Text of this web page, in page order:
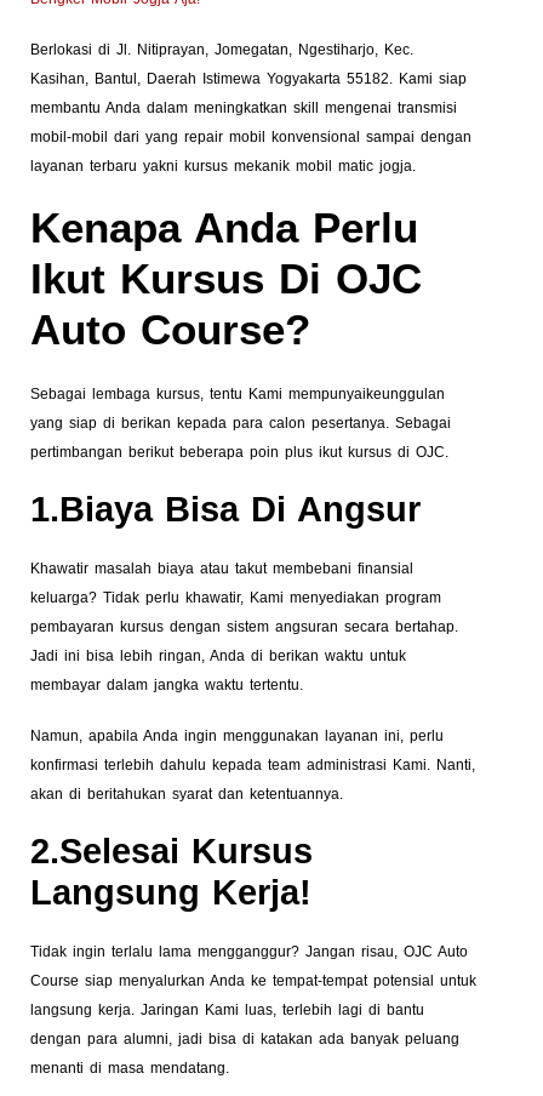
Berlokasi di Jl. Nitiprayan, Jomegatan, Ngestiharjo, Kec.
Kasihan, Bantul, Daerah Istimewa Yogyakarta 55182. Kami siap
membantu Anda dalam meningkatkan skill mengenai transmisi
mobil-mobil dari yang repair mobil konvensional sampai dengan
layanan terbaru yakni kursus mekanik mobil matic jogja.
Kenapa Anda Perlu
Ikut Kursus Di OJC
Auto Course?
Sebagai lembaga kursus, tentu Kami mempunyaikeunggulan
yang siap di berikan kepada para calon pesertanya. Sebagai
pertimbangan berikut beberapa poin plus ikut kursus di OJC.
1.Biaya Bisa Di Angsur
Khawatir masalah biaya atau takut membebani finansial
keluarga? Tidak perlu khawatir, Kami menyediakan program
pembayaran kursus dengan sistem angsuran secara bertahap.
Jadi ini bisa lebih ringan, Anda di berikan waktu untuk
membayar dalam jangka waktu tertentu.
Namun, apabila Anda ingin menggunakan layanan ini, perlu
konfirmasi terlebih dahulu kepada team administrasi Kami. Nanti,
akan di beritahukan syarat dan ketentuannya.
2.Selesai Kursus
Langsung Kerja!
Tidak ingin terlalu lama mengganggur? Jangan risau, OJC Auto
Course siap menyalurkan Anda ke tempat-tempat potensial untuk
langsung kerja. Jaringan Kami luas, terlebih lagi di bantu
dengan para alumni, jadi bisa di katakan ada banyak peluang
menanti di masa mendatang.